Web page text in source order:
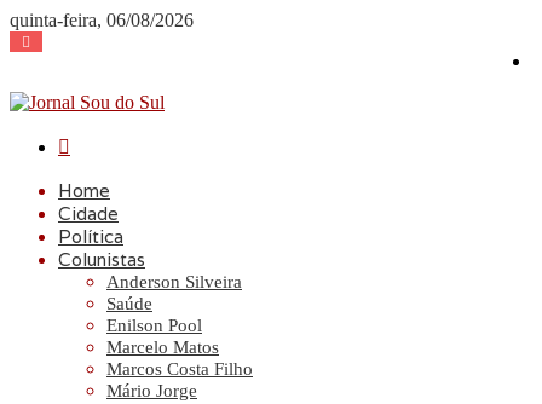
quinta-feira, 06/08/2026
Home
Cidade
Política
Colunistas
Anderson Silveira
Saúde
Enilson Pool
Marcelo Matos
Marcos Costa Filho
Mário Jorge